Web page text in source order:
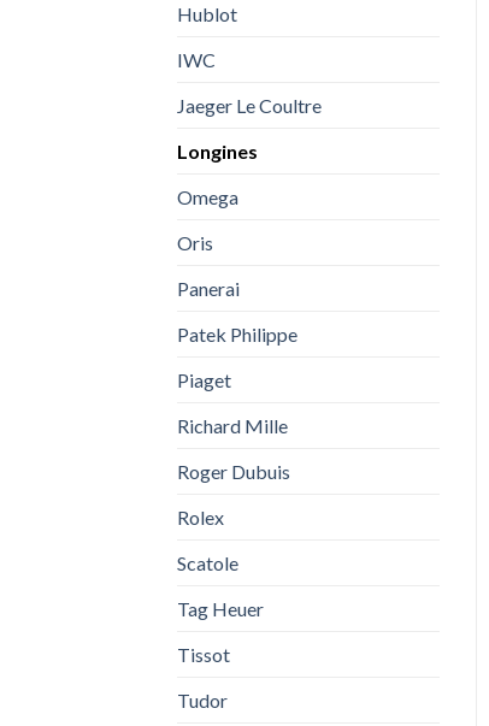
Hublot
IWC
Jaeger Le Coultre
Longines
Omega
Oris
Panerai
Patek Philippe
Piaget
Richard Mille
Roger Dubuis
Rolex
Scatole
Tag Heuer
Tissot
Tudor